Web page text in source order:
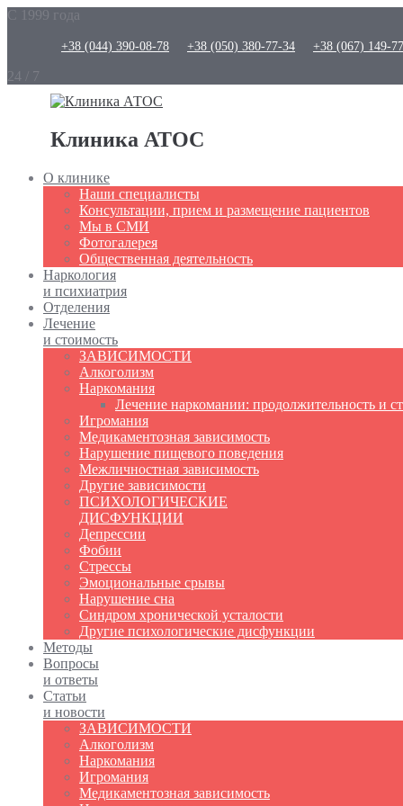
С 1999 года
+38 (044) 390-08-78 +38 (050) 380-77-34 +38 (067) 149-
24 / 7
Клиника АТОС
О клинике
Наши специалисты
Консультации, прием и размещение пациентов
Мы в СМИ
Фотогалерея
Общественная деятельность
Наркология
и психиатрия
Отделения
Лечение
и стоимость
ЗАВИСИМОСТИ
Алкоголизм
Наркомания
Лечение наркомании: продолжительность и
Игромания
Медикаментозная зависимость
Нарушение пищевого поведения
Межличностная зависимость
Другие зависимости
ПСИХОЛОГИЧЕСКИЕ
ДИСФУНКЦИИ
Депрессии
Фобии
Стрессы
Эмоциональные срывы
Нарушение сна
Синдром хронической усталости
Другие психологические дисфункции
Методы
Вопросы
и ответы
Статьи
и новости
ЗАВИСИМОСТИ
Алкоголизм
Наркомания
Игромания
Медикаментозная зависимость